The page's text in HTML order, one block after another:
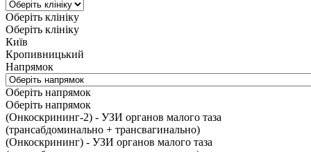
Оберіть клініку
Оберіть клініку
Київ
Кропивницький
Напрямок
Оберіть напрямок
Оберіть напрямок
(Онкоскрининг-2) - УЗИ органов малого таза
(трансабдоминально + трансвагинально)
(Онкоскрининг) - УЗИ органов малого таза